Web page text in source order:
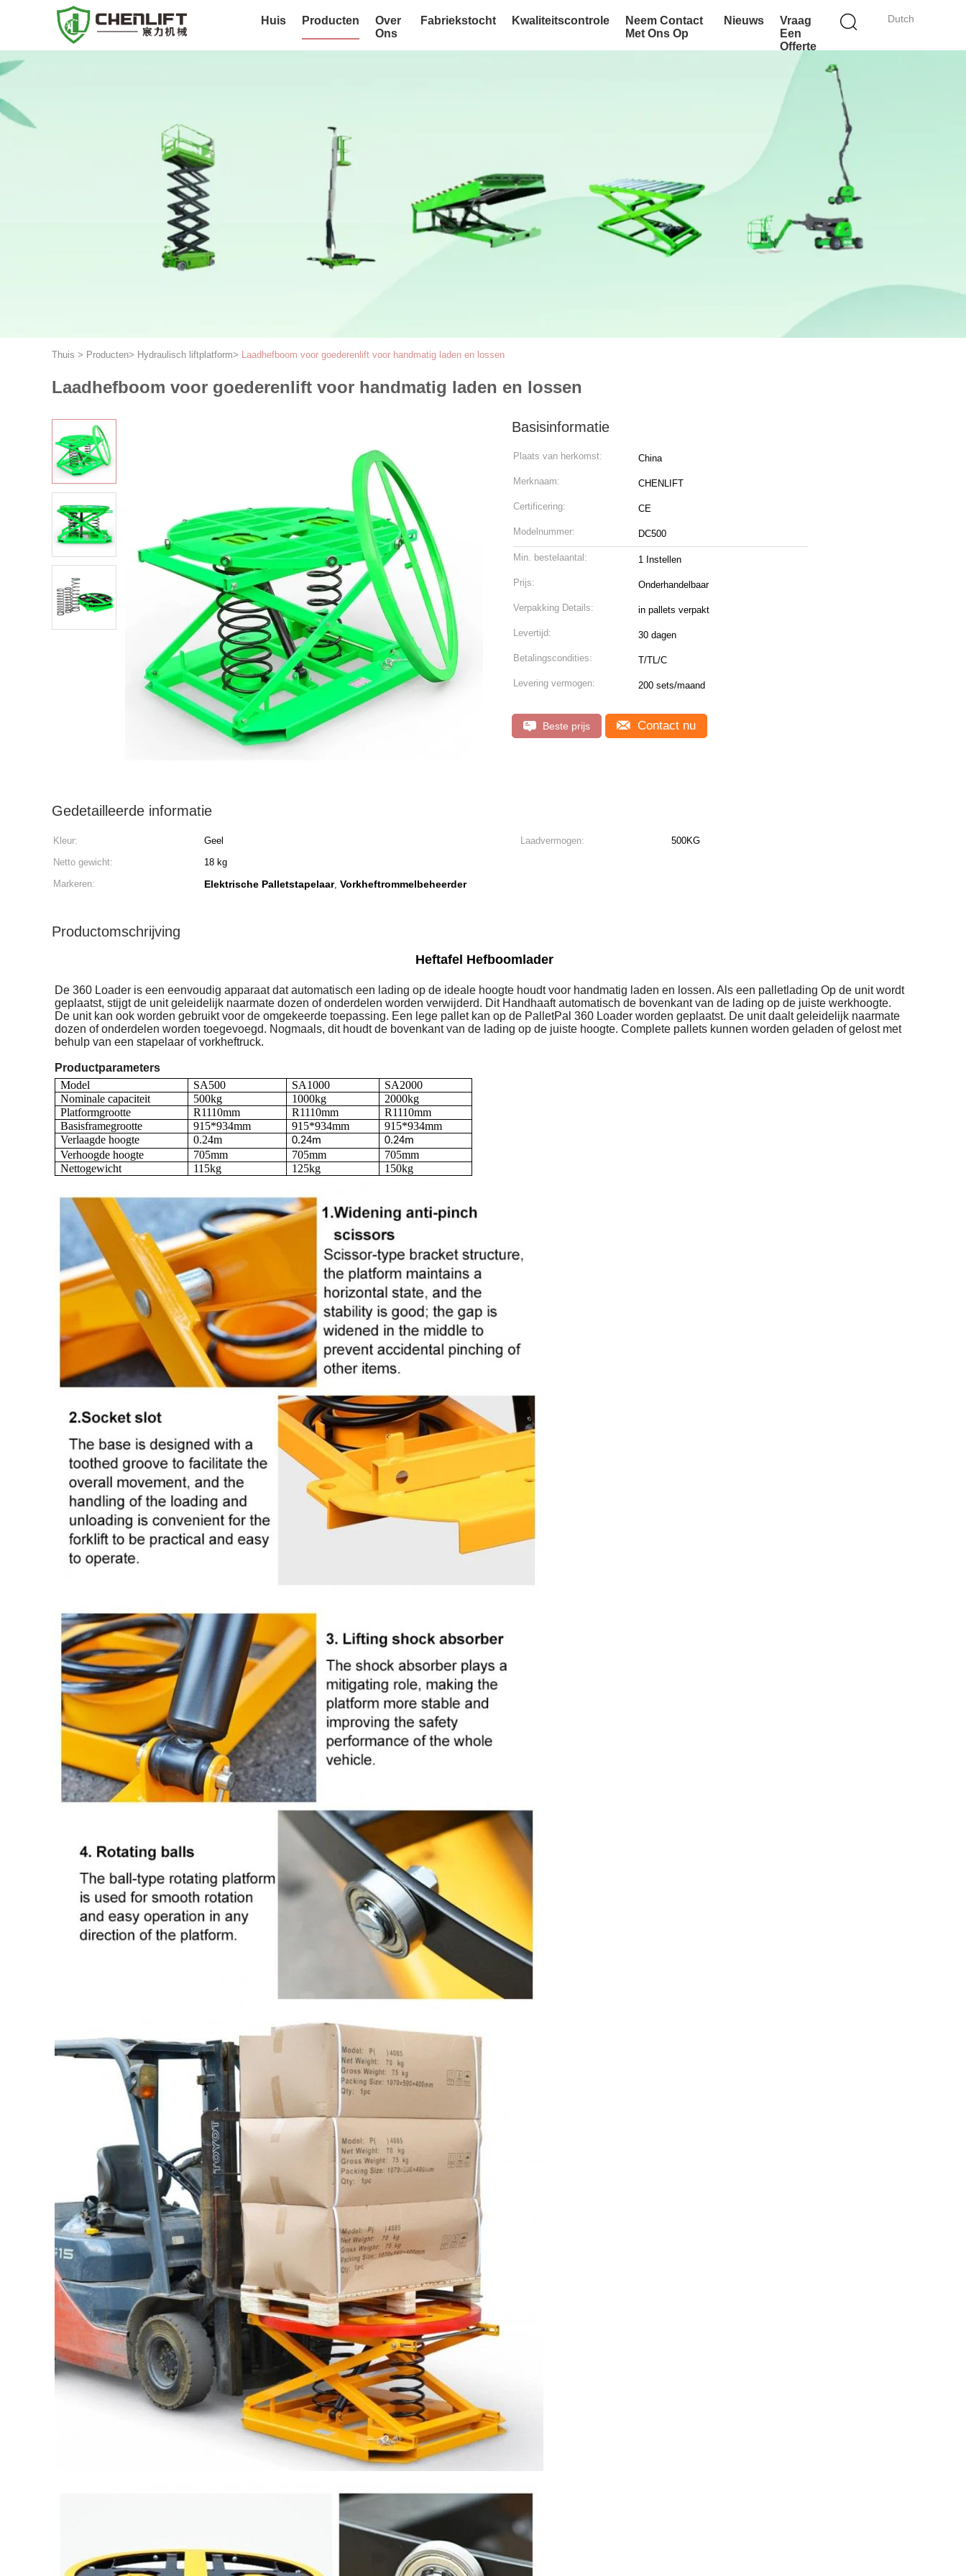
Dutch
Huis Producten
Over
Ons
Fabriekstocht Kwaliteitscontrole
Neem Contact
Met Ons Op
Nieuws
Vraag
Een
Offerte
Thuis > Producten> Hydraulisch liftplatform> Laadhefboom voor goederenlift voor handmatig laden en lossen
Laadhefboom voor goederenlift voor handmatig laden en lossen
Basisinformatie
Plaats van herkomst: China
Merknaam: CHENLIFT
Certificering: CE
Modelnummer: DC500
Min. bestelaantal: 1 Instellen
Prijs: Onderhandelbaar
Verpakking Details: in pallets verpakt
Levertijd: 30 dagen
Betalingscondities: T/TL/C
Levering vermogen: 200 sets/maand
Beste prijs Contact nu
Gedetailleerde informatie
Kleur: Geel Laadvermogen:
500KG
Netto gewicht:
18 kg
Markeren:
Elektrische Palletstapelaar, Vorkheftrommelbeheerder
Productomschrijving
Heftafel Hefboomlader
De 360 Loader is een eenvoudig apparaat dat automatisch een lading op de ideale hoogte houdt voor handmatig laden en lossen. Als een palletlading Op de unit wordt
geplaatst, stijgt de unit geleidelijk naarmate dozen of onderdelen worden verwijderd. Dit Handhaaft automatisch de bovenkant van de lading op de juiste werkhoogte.
De unit kan ook worden gebruikt voor de omgekeerde toepassing. Een lege pallet kan op de PalletPal 360 Loader worden geplaatst. De unit daalt geleidelijk naarmate
dozen of onderdelen worden toegevoegd. Nogmaals, dit houdt de bovenkant van de lading op de juiste hoogte. Complete pallets kunnen worden geladen of gelost met
behulp van een stapelaar of vorkheftruck.
Productparameters
Model
SA500 SA1000
SA2000
Nominale capaciteit
500kg 1000kg
2000kg
Platformgrootte
R1110mm R1110mm
R1110mm
Basisframegrootte
915*934mm 915*934mm
915*934mm
Verlaagde hoogte
0.24m 0.24m 0.24m
Verhoogde hoogte 705mm 705mm
705mm
Nettogewicht
115kg 125kg 150kg